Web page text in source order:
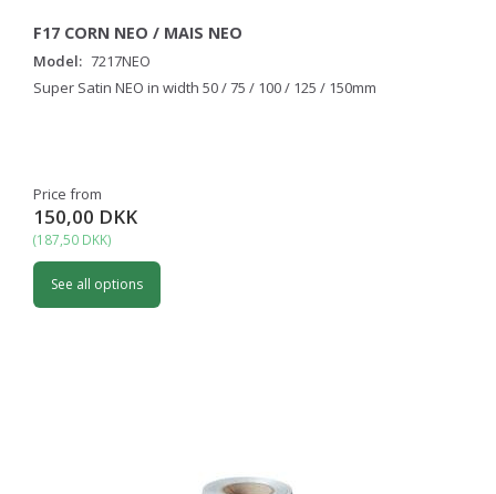
F17 CORN NEO / MAIS NEO
Model: 7217NEO
Super Satin NEO in width 50 / 75 / 100 / 125 / 150mm
Price from
150,00 DKK
(187,50 DKK)
See all options